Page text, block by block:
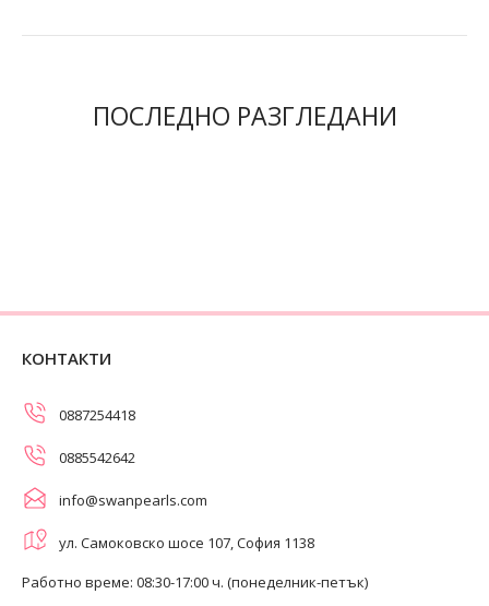
ПОСЛЕДНО РАЗГЛЕДАНИ
КОНТАКТИ
0887254418
0885542642
info@swanpearls.com
ул. Самоковско шосе 107, София 1138
Работно време: 08:30-17:00 ч. (понеделник-петък)